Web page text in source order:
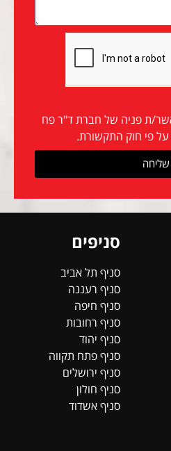
ת פניה של חברת ד"ר פח
על פי חוק התקשורת.
שליחה
סניפים
סניף תל אביב
סניף רעננה
סניף חיפה
סניף רחובות
סניף יהוד
סניף פתח תקווה
סניף ירושלים
סניף חולון
סניף אשדוד